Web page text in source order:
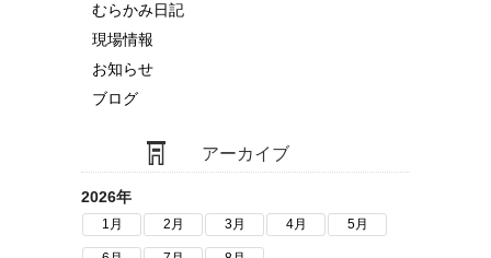
むらかみ日記
現場情報
お知らせ
ブログ
アーカイブ
2026年
1月 2月 3月 4月 5月